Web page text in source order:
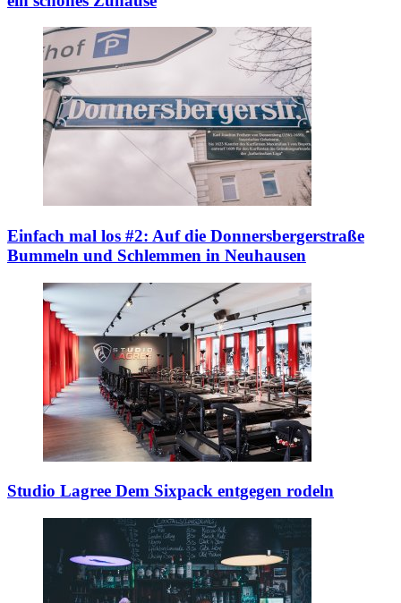
Einfach mal los #2: Auf die Donnersbergerstraße
Bummeln und Schlemmen in Neuhausen
Studio Lagree Dem Sixpack entgegen rodeln